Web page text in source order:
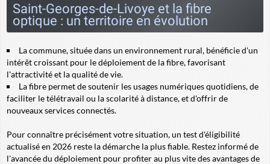
Saint-Georges-de-Livoye et la fibre
optique : un territoire en évolution
La commune, située dans un environnement rural, bénéficie d'un
intérêt croissant pour le déploiement de la fibre, favorisant
l'attractivité et la qualité de vie.
La fibre permet de soutenir les usages numériques quotidiens, de
faciliter le télétravail ou la scolarité à distance, et d'offrir de
nouveaux services connectés.
Pour connaître précisément votre situation, un test d'éligibilité
actualisé en 2026 reste la démarche la plus fiable. Restez informé de
l'avancée du déploiement pour profiter au plus vite des avantages de